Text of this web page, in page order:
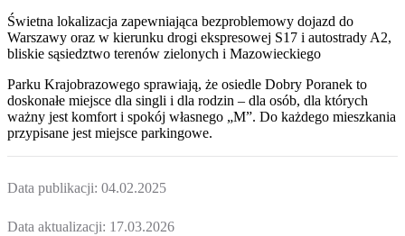
Świetna lokalizacja zapewniająca bezproblemowy dojazd do
Warszawy oraz w kierunku drogi ekspresowej S17 i autostrady A2,
bliskie sąsiedztwo terenów zielonych i Mazowieckiego
Parku Krajobrazowego sprawiają, że osiedle Dobry Poranek to
doskonałe miejsce dla singli i dla rodzin – dla osób, dla których
ważny jest komfort i spokój własnego „M”. Do każdego mieszkania
przypisane jest miejsce parkingowe.
Data publikacji: 04.02.2025
Data aktualizacji: 17.03.2026